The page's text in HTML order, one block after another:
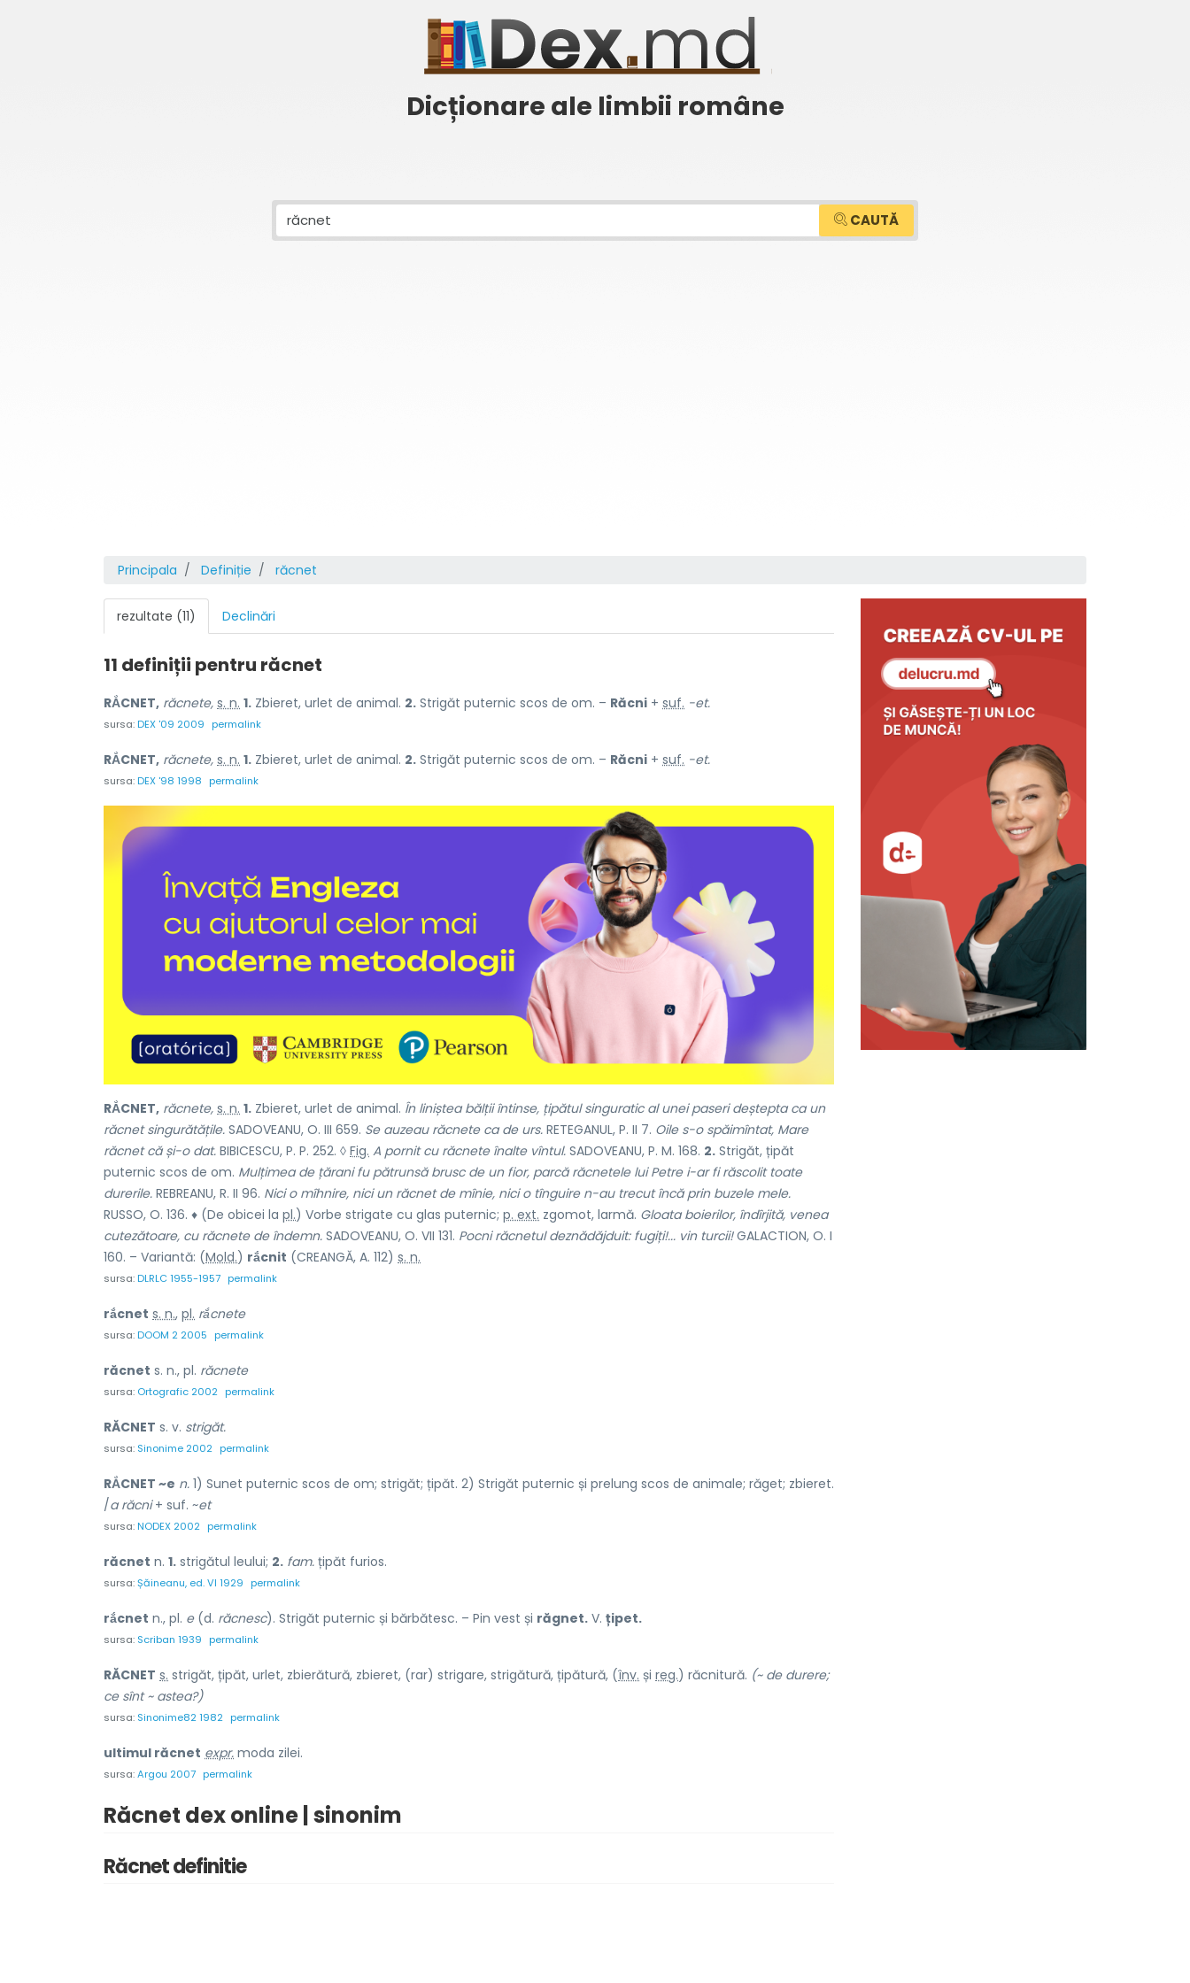
Dicționare ale limbii române
CAUTĂ
Principala Definiție răcnet
rezultate (11) Declinări
11 definiții pentru răcnet
RẮCNET, răcnete, s. n. 1. Zbieret, urlet de animal. 2. Strigăt puternic scos de om. – Răcni + suf. -et.
sursa:DEX '09 2009 permalink
RẮCNET, răcnete, s. n. 1. Zbieret, urlet de animal. 2. Strigăt puternic scos de om. – Răcni + suf. -et.
sursa:DEX '98 1998 permalink
RẮCNET, răcnete, s. n. 1. Zbieret, urlet de animal. În liniștea bălții întinse, țipătul singuratic al unei paseri deștepta ca un
răcnet singurătățile. SADOVEANU, O. III 659. Se auzeau răcnete ca de urs. RETEGANUL, P. II 7. Oile s-o spăimîntat, Mare
răcnet că și-o dat. BIBICESCU, P. P. 252. ◊ Fig. A pornit cu răcnete înalte vîntul. SADOVEANU, P. M. 168. 2. Strigăt, țipăt
puternic scos de om. Mulțimea de țărani fu pătrunsă brusc de un fior, parcă răcnetele lui Petre i-ar fi răscolit toate
durerile. REBREANU, R. II 96. Nici o mîhnire, nici un răcnet de mînie, nici o tînguire n-au trecut încă prin buzele mele.
RUSSO, O. 136. ♦ (De obicei la pl.) Vorbe strigate cu glas puternic; p. ext. zgomot, larmă. Gloata boierilor, îndîrjită, venea
cutezătoare, cu răcnete de îndemn. SADOVEANU, O. VII 131. Pocni răcnetul deznădăjduit: fugiți!... vin turcii!GALACTION, O. I
160. – Variantă: (Mold.) rắcnit (CREANGĂ, A. 112) s. n.
sursa:DLRLC 1955-1957 permalink
rắcnet s. n., pl. rắcnete
sursa:DOOM 2 2005 permalink
răcnet s. n., pl. răcnete
sursa: Ortografic 2002 permalink
RĂCNET s. v. strigăt.
sursa: Sinonime 2002 permalink
RẮCNET ~e n. 1) Sunet puternic scos de om; strigăt; țipăt. 2) Strigăt puternic și prelung scos de animale; răget; zbieret.
/a răcni+ suf. ~et
sursa:NODEX 2002 permalink
răcnet n. 1. strigătul leului; 2. fam. țipăt furios.
sursa:Șăineanu, ed. VI 1929 permalink
rắcnet n., pl. e(d. răcnesc). Strigăt puternic și bărbătesc. – Pin vest și răgnet. V. țipet.
sursa: Scriban 1939 permalink
RĂCNET s. strigăt, țipăt, urlet, zbierătură, zbieret, (rar) strigare, strigătură, țipătură, (înv. și reg.) răcnitură. (~ de durere;
ce sînt ~ astea?)
sursa: Sinonime82 1982 permalink
ultimul răcnet expr. moda zilei.
sursa:Argou 2007 permalink
Răcnet dex online | sinonim
Răcnet definitie